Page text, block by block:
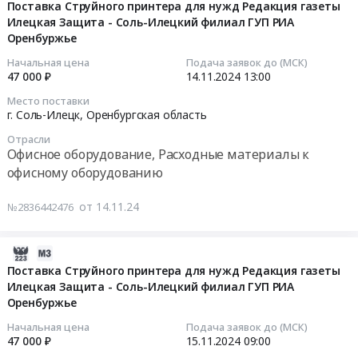
Поставка Струйного принтера для нужд Редакция газеты
Илецкая Защита - Соль-Илецкий филиал ГУП РИА
Оренбуржье
Начальная цена
47 000 ₽
Подача заявок до (МСК)
14.11.2024 13:00
Место поставки
г. Соль-Илецк, Оренбургская область
Отрасли
Офисное оборудование, Расходные материалы к
офисному оборудованию
№2836442476 от 14.11.24
Поставка Струйного принтера для нужд Редакция газеты
Илецкая Защита - Соль-Илецкий филиал ГУП РИА
Оренбуржье
Начальная цена
47 000 ₽
Подача заявок до (МСК)
15.11.2024 09:00